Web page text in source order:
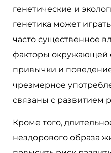
генетические и
генетика может
часто существенное
факторы окружающей
привычки и
чрезмерное
связаны с развитием
Кроме того,
нездорового образа